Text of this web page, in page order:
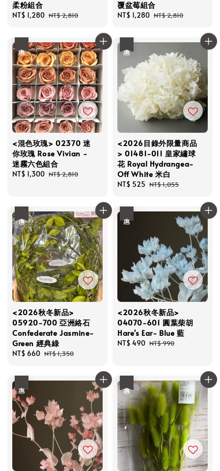
柔粉組合
Sale
NT$ 1,280 Regular
NT$ 2,810
覆盆莓組合
Sale
NT$ 1,280 Regular
NT$ 2,810
<混色玫瑰> 02370 迷
你玫瑰 Rose Vivian -
迷霧六色組合
Sale
NT$ 1,300 Regular
NT$ 2,810
<2026目錄外限量商品
> 01481-011 皇家繡球
花 Royal Hydrangea-
Off White 米白
Sale
NT$ 525 Regular
NT$ 1,055
<2026秋冬新品>
05920-700 亞洲絡石
Confederate Jasmine-
Green 經典綠
Sale
NT$ 660 Regular
NT$ 1,350
<2026秋冬新品>
04070-601 圓葉柴胡
Hare's Ear- Blue 藍
Sale
NT$ 490 Regular
NT$ 990